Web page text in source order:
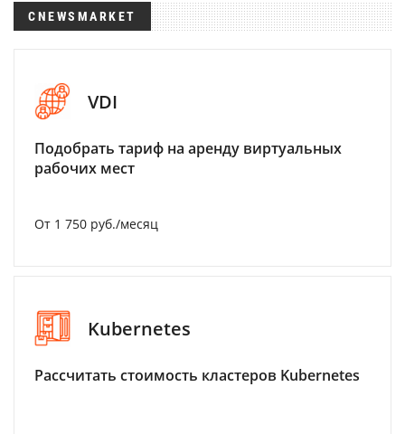
CNEWSMARKET
VDI
Подобрать тариф на аренду виртуальных
рабочих мест
От 1 750 руб./месяц
Kubernetes
Рассчитать стоимость кластеров Kubernetes